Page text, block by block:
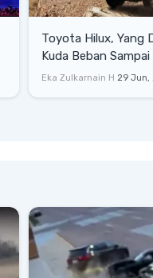
Toyota Hilux, Yang
Kuda Beban
Lifestyle
Eka Zulkarnain H 29 Jun,